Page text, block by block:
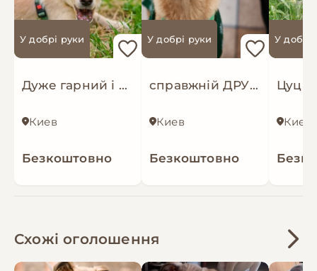
У добрі руки
Дуже гарний і розумний цуцик мріє про родину!
Киев
Безкоштовно
У добрі руки
справжній ДРУГ Майкі шукає родину!
Киев
Безкоштовно
У добрі
Киев
Схожі оголошення